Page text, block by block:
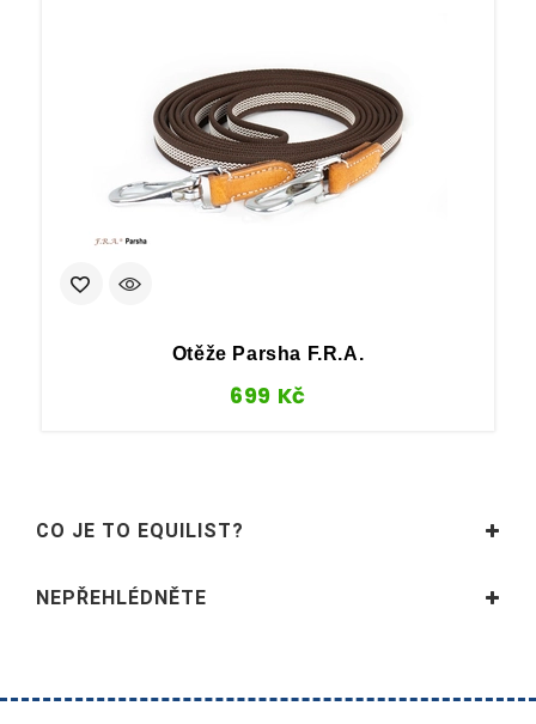
Otěže Parsha F.R.A.
699 Kč
CO JE TO EQUILIST?
NEPŘEHLÉDNĚTE